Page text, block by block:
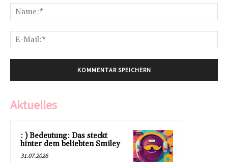
Aktuelles
: ) Bedeutung: Das steckt
hinter dem beliebten Smiley
31.07.2026